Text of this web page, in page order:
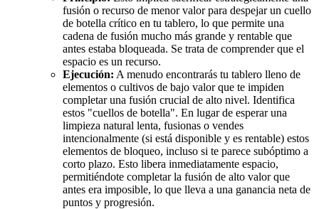
fusión o recurso de menor valor para despejar un cuello
de botella crítico en tu tablero, lo que permite una
cadena de fusión mucho más grande y rentable que
antes estaba bloqueada. Se trata de comprender que el
espacio es un recurso.
Ejecución: A menudo encontrarás tu tablero lleno de
elementos o cultivos de bajo valor que te impiden
completar una fusión crucial de alto nivel. Identifica
estos "cuellos de botella". En lugar de esperar una
limpieza natural lenta, fusionas o vendes
intencionalmente (si está disponible y es rentable) estos
elementos de bloqueo, incluso si te parece subóptimo a
corto plazo. Esto libera inmediatamente espacio,
permitiéndote completar la fusión de alto valor que
antes era imposible, lo que lleva a una ganancia neta de
puntos y progresión.